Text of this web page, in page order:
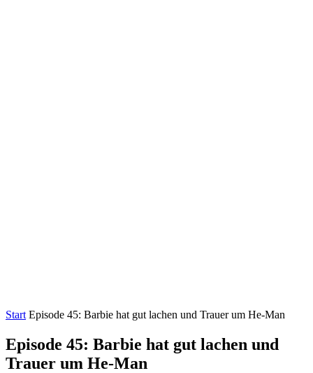
Start Episode 45: Barbie hat gut lachen und Trauer um He-Man
Episode 45: Barbie hat gut lachen und
Trauer um He-Man